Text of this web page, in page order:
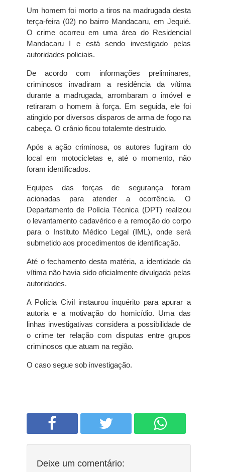
Um homem foi morto a tiros na madrugada desta
terça-feira (02) no bairro Mandacaru, em Jequié.
O crime ocorreu em uma área do Residencial
Mandacaru I e está sendo investigado pelas
autoridades policiais.
De acordo com informações preliminares,
criminosos invadiram a residência da vítima
durante a madrugada, arrombaram o imóvel e
retiraram o homem à força. Em seguida, ele foi
atingido por diversos disparos de arma de fogo na
cabeça. O crânio ficou totalemte destruido.
Após a ação criminosa, os autores fugiram do
local em motocicletas e, até o momento, não
foram identificados.
Equipes das forças de segurança foram
acionadas para atender a ocorrência. O
Departamento de Polícia Técnica (DPT) realizou
o levantamento cadavérico e a remoção do corpo
para o Instituto Médico Legal (IML), onde será
submetido aos procedimentos de identificação.
Até o fechamento desta matéria, a identidade da
vítima não havia sido oficialmente divulgada pelas
autoridades.
A Polícia Civil instaurou inquérito para apurar a
autoria e a motivação do homicídio. Uma das
linhas investigativas considera a possibilidade de
o crime ter relação com disputas entre grupos
criminosos que atuam na região.
O caso segue sob investigação.
Deixe um comentário: